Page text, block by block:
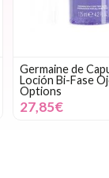
Germaine de
Loción Bi-Fase
Options
27,85€